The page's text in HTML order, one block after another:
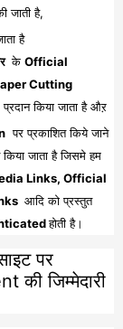
जाती है,
है
के Official
Cutting
किया जाता है औऱ
पर प्रकाशित किये जाने
किया जाता है जिसमे हम
Links, Official
आदि को प्रस्तुत
होती है।
पर
की जिम्मेदारी